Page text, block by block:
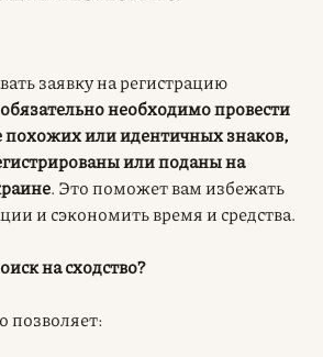
заявку на регистрацию
обязательно необходимо провести
похожих или идентичных знаков,
или поданы на
. Это поможет вам избежать
и сэкономить время и средства.
на сходство?
позволяет: